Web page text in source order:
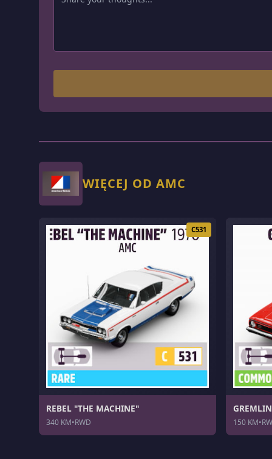
WIĘCEJ OD AMC
C531
REBEL "THE MACHINE"
340 KM•RWD 150 KM•